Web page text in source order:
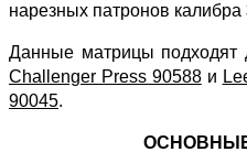
нарезных патронов калибра
Данные матрицы подходят
Challenger Press 90588и
90045.